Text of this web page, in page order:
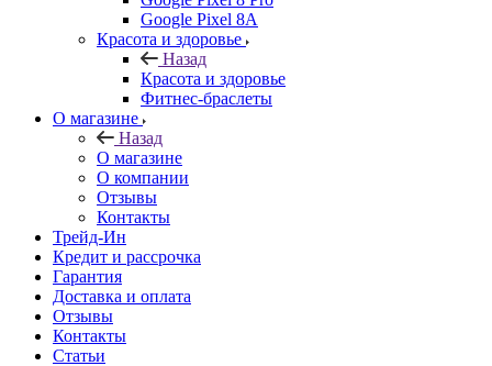
Google Pixel 8A
Красота и здоровье
Назад
Красота и здоровье
Фитнес-браслеты
О магазине
Назад
О магазине
О компании
Отзывы
Контакты
Трейд-Ин
Кредит и рассрочка
Гарантия
Доставка и оплата
Отзывы
Контакты
Статьи